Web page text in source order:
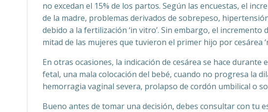
no excedan el 15% de los partos. Según las encuestas, el
de la madre, problemas derivados de sobrepeso,
debido a la fertilización ‘in vitro’. Sin embargo, el incremento
mitad de las mujeres que tuvieron el primer hijo por cesárea
En otras ocasiones, la indicación de cesárea se hace
fetal, una mala colocación del bebé, cuando no progresa la
hemorragia vaginal severa, prolapso de cordón umbilical o
Bueno antes de tomar una decisión, debes consultar con tu